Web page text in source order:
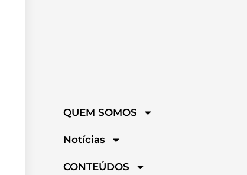
QUEM SOMOS
Notícias
CONTEÚDOS